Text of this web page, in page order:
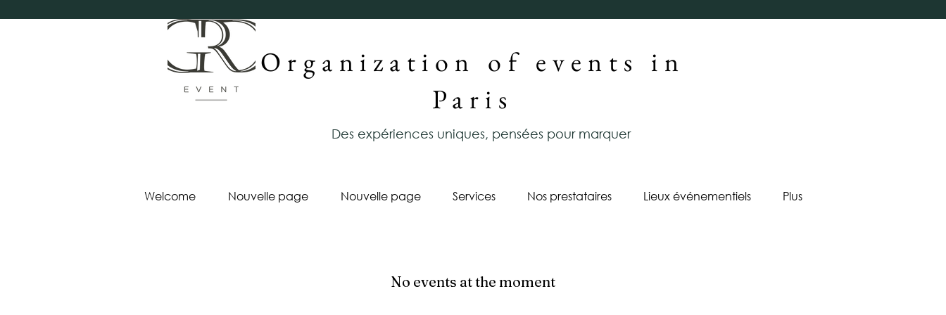
Organization of events in
Paris
Des expériences uniques, pensées pour marquer
Welcome Nouvelle page Nouvelle page Services Nos prestataires Lieux événementiels Plus
No events at the moment